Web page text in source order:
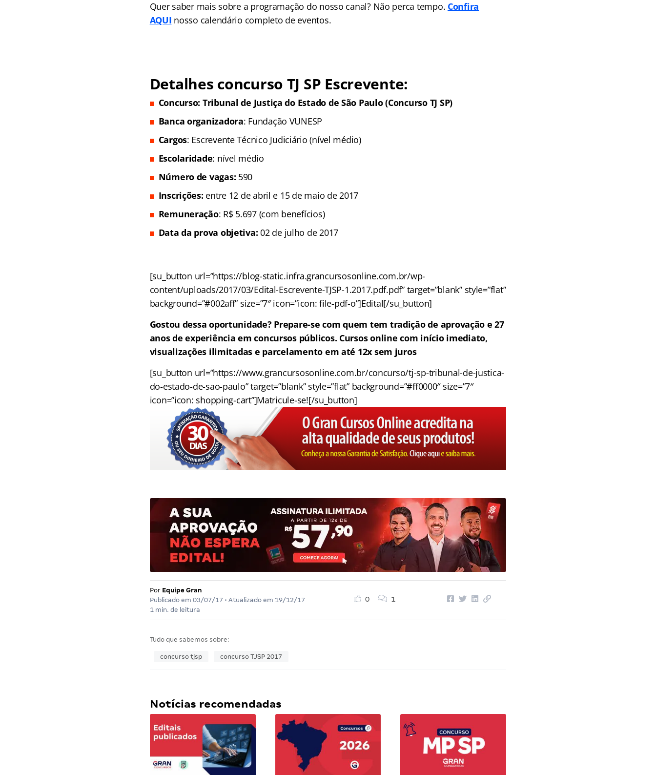
Quer saber mais sobre a programação do nosso canal? Não perca tempo. Confira
AQUI nosso calendário completo de eventos.
Detalhes concurso TJ SP Escrevente:
Concurso: Tribunal de Justiça do Estado de São Paulo (Concurso TJ SP)
Banca organizadora: Fundação VUNESP
Cargos: Escrevente Técnico Judiciário (nível médio)
Escolaridade: nível médio
Número de vagas: 590
Inscrições: entre 12 de abril e 15 de maio de 2017
Remuneração: R$ 5.697 (com benefícios)
Data da prova objetiva: 02 de julho de 2017
[su_button url=”https://blog-static.infra.grancursosonline.com.br/wp-
content/uploads/2017/03/Edital-Escrevente-TJSP-1.2017.pdf.pdf” target=”blank” style=”flat”
background=”#002aff” size=”7″ icon=”icon: file-pdf-o”]Edital[/su_button]
Gostou dessa oportunidade? Prepare-se com quem tem tradição de aprovação e 27
anos de experiência em concursos públicos. Cursos online com início imediato,
visualizações ilimitadas e parcelamento em até 12x sem juros
[su_button url=”https://www.grancursosonline.com.br/concurso/tj-sp-tribunal-de-justica-
do-estado-de-sao-paulo” target=”blank” style=”flat” background=”#ff0000″ size=”7″
icon=”icon: shopping-cart”]Matricule-se![/su_button]
Por Equipe Gran
Publicado em 03/07/17 • Atualizado em 19/12/17
1 min. de leitura
0 1
Tudo que sabemos sobre:
concurso tjsp concurso TJSP 2017
Notícias recomendadas